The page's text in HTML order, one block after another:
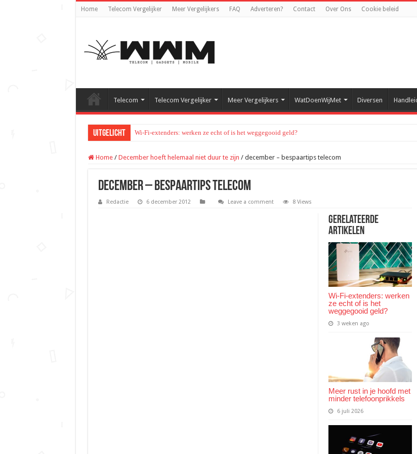
Home Telecom Vergelijker Meer Vergelijkers FAQ Adverteren? Contact Over Ons Cookie beleid
Telecom Telecom Vergelijker Meer Vergelijkers WatDoenWijMet Diversen
Uitgelicht Wi-Fi-extenders: werken ze echt of is het weggegooid geld?
Home / December hoeft helemaal niet duur te zijn / december – bespaartips telecom
december – bespaartips telecom
Redactie 6 december 2012 Leave a comment 8 Views
Gerelateerde
Artikelen
Wi-Fi-extenders: werken
ze echt of is het
weggegooid geld?
3 weken ago
Meer rust in je hoofd met
minder telefoonprikkels
6 juli 2026